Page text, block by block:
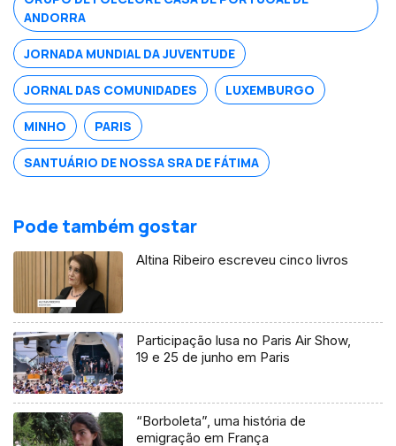
ANDORRA
JORNADA MUNDIAL DA JUVENTUDE
JORNAL DAS COMUNIDADES LUXEMBURGO
MINHO PARIS
SANTUÁRIO DE NOSSA SRA DE FÁTIMA
Pode também gostar
Altina Ribeiro escreveu cinco livros
Participação lusa no Paris Air Show,
19 e 25 de junho em Paris
“Borboleta”, uma história de
emigração em França